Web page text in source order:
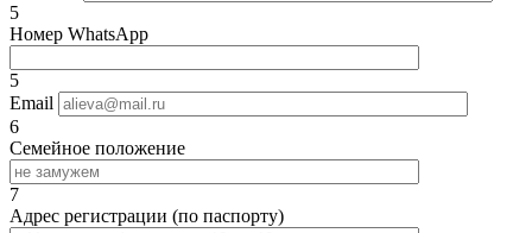
5
Номер WhatsApp
5
Email
6
Семейное положение
7
Адрес регистрации (по паспорту)